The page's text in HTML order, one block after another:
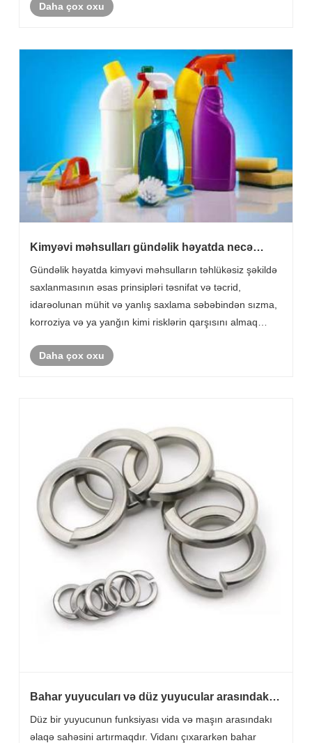
Daha çox oxu
Kimyəvi məhsulları gündəlik həyatda necə
Gündəlik həyatda kimyəvi məhsulların təhlükəsiz şəkildə
saxlanmasının əsas prinsipləri təsnifat və təcrid,
idarəolunan mühit və yanlış saxlama səbəbindən sızma,
korroziya və ya yanğın kimi risklərin qarşısını almaq
Daha çox oxu
Bahar yuyucuları və düz yuyucular arasındakı
Düz bir yuyucunun funksiyası vida və maşın arasındakı
əlaqə sahəsini artırmaqdır. Vidanı çıxararkən bahar